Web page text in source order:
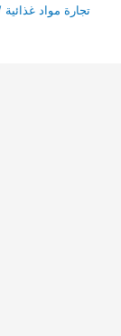
تجارة مواد غذائية